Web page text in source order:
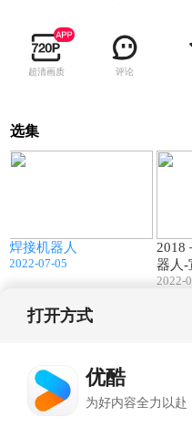
超清画质 评论
选集
焊接机器人
2022-07-05
2018
器人-
2022-
打开方式
优酷
为好内容全力以赴